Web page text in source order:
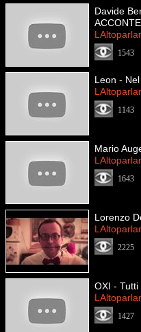
Davide
1543
Leon -
1143
Mario
1643
Lorenzo
2225
OXI -
1427